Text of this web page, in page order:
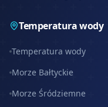
Temperatura wody
Temperatura wody
Morze Bałtyckie
Morze Śródziemne